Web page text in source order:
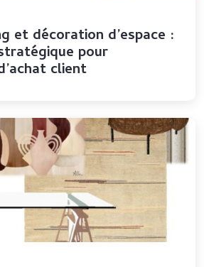
et décoration d’espace :
pour
client